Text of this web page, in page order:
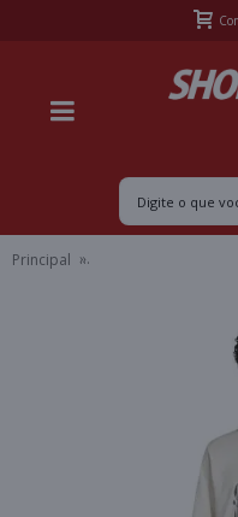
Frete Grátis Sul acima
Principal